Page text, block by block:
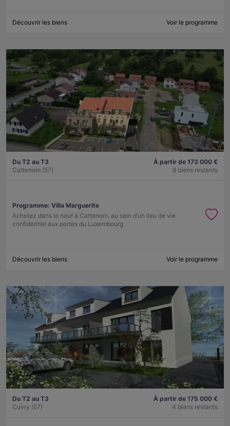
Découvrir les biens Voir le programme
Du T2 au T3
Cattenom (57)
À partir de 173 000 €
8 biens restants
Programme: Villa Marguerite
Achetez dans le neuf à Cattenom, au sein d’un lieu de vie
confidentiel aux portes du Luxembourg
Découvrir les biens Voir le programme
Du T2 au T3
Cuvry (57)
À partir de 175 000 €
4 biens restants